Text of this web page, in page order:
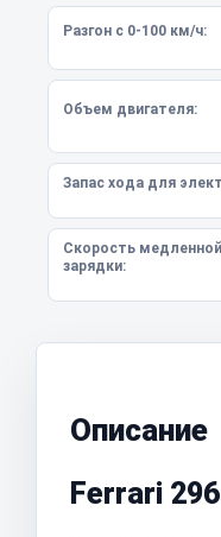
Разгон с 0-100 км/ч:
Объем двигателя:
Запас хода для
Скорость медленной
зарядки:
Описание
Ferrari